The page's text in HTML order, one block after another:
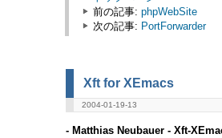
前の記事: phpWebSite
次の記事: PortForwarder
Xft for XEmacs
2004-01-19-13
- Matthias Neubauer - Xft-